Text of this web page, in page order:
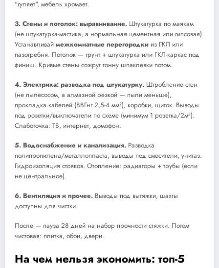
"гуляет", мебель хромает.
3. Стены и потолок: выравнивание. Штукатурка по маякам
(не штукатурка-мастика, а нормальная цементная или гипсовая).
Устанавливай межкомнатные перегородки из ГКЛ или
пазогребня. Потолок — грунт + штукатурка или ГКЛ-каркас под
финиш. Кривые стены сожрут тонну шпаклевки потом.
4. Электрика: разводка под штукатурку. Штробление стен
(не пылесосом, а алмазной резкой — пыли меньше),
прокладка кабелей (ВВГнг 2,5-4 мм²), коробки, щиток. Выводы
под розетки/выключатели по схеме (минимум 1 розетка/2м²).
Слаботочка: ТВ, интернет, домофон.
5. Водоснабжение и канализация. Разводка
полипропилена/металлопласта, выводы под смесители, унитаз.
Гидроизоляция стояков. Отопление: радиаторы + трубы (если
не центральное).
6. Вентиляция и прочее. Выводы под вытяжки, шахты
доступны для чистки.
После — пауза 28 дней на набор прочности стяжки. Потом
чистовая: плитка, обои, двери.
На чем нельзя экономить: топ-5